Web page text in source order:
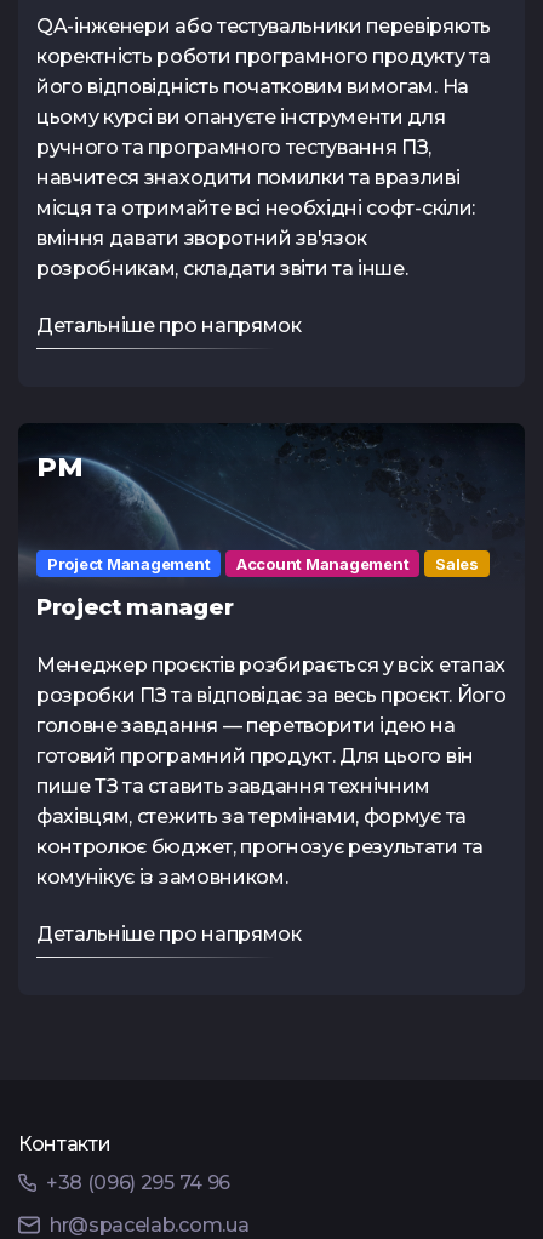
QA-інженери або тестувальники перевіряють
коректність роботи програмного продукту та
його відповідність початковим вимогам. На
цьому курсі ви опануєте інструменти для
ручного та програмного тестування ПЗ,
навчитеся знаходити помилки та вразливі
місця та отримайте всі необхідні софт-скіли:
вміння давати зворотний зв'язок
розробникам, складати звіти та інше.
Детальніше про напрямок
PM
Project Management Account Management Sales
Project manager
Менеджер проєктів розбирається у всіх етапах
розробки ПЗ та відповідає за весь проєкт. Його
головне завдання — перетворити ідею на
готовий програмний продукт. Для цього він
пише ТЗ та ставить завдання технічним
фахівцям, стежить за термінами, формує та
контролює бюджет, прогнозує результати та
комунікує із замовником.
Детальніше про напрямок
Контакти
+38 (096) 295 74 96
hr@spacelab.com.ua